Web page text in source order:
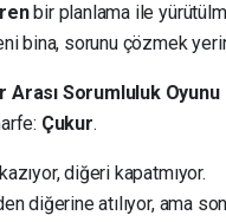
bir planlama ile
bina, sorunu çözmek
Arası Sorumluluk Oyunu
Çukur.
diğeri kapatmıyor.
diğerine atılıyor, ama